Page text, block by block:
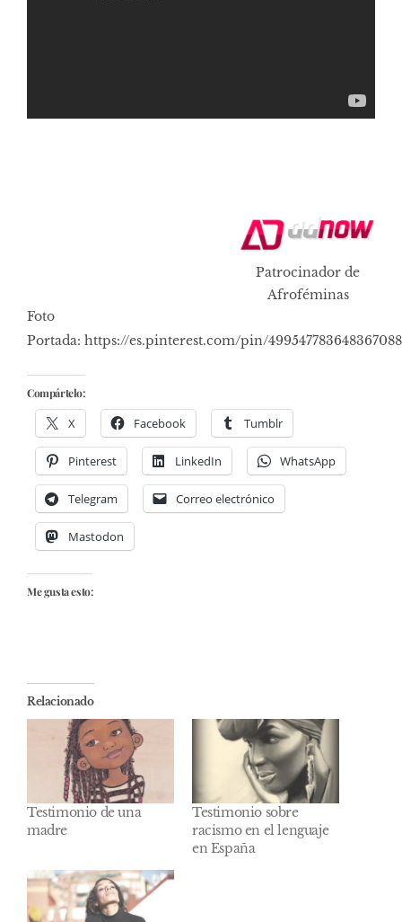
Patrocinador de
Afroféminas
Foto
Portada: https://es.pinterest.com/pin/
Compártelo:
X Facebook Tumblr
Pinterest LinkedIn WhatsApp
Telegram Correo electrónico
Mastodon
Me gusta esto:
Relacionado
Testimonio de una
madre
Testimonio sobre
racismo en el lenguaje
en España